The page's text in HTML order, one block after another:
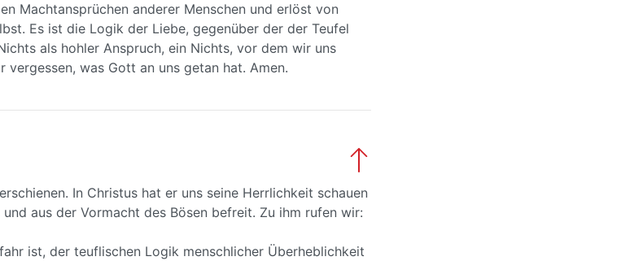
Machtansprüchen anderer Menschen und erlöst von
Es ist die Logik der Liebe, gegenüber der der Teufel
als hohler Anspruch, ein Nichts, vor dem wir uns
vergessen, was Gott an uns getan hat. Amen.
In Christus hat er uns seine Herrlichkeit schauen
aus der Vormacht des Bösen befreit. Zu ihm rufen wir:
ist, der teuflischen Logik menschlicher Überheblichkeit